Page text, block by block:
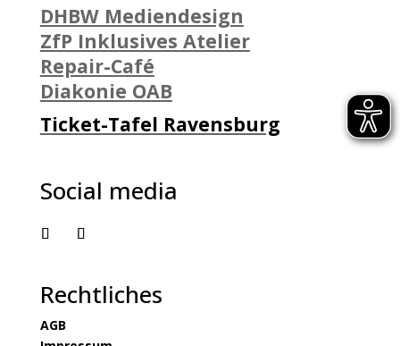
DHBW Mediendesign
ZfP Inklusives Atelier
Repair-Café
Diakonie OAB
Ticket-Tafel Ravensburg
Social media
Rechtliches
AGB